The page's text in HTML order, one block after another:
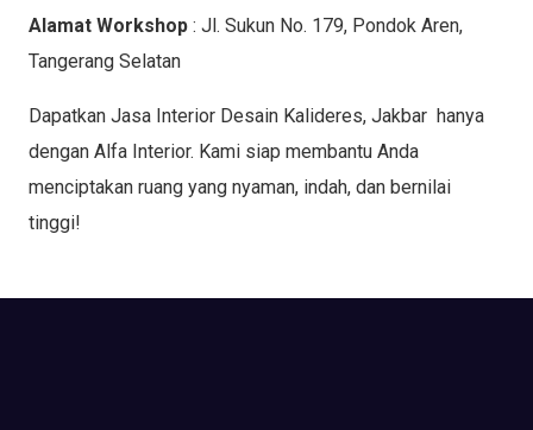
Alamat Workshop : Jl. Sukun No. 179, Pondok Aren,
Tangerang Selatan
Dapatkan Jasa Interior Desain Kalideres, Jakbar hanya
dengan Alfa Interior. Kami siap membantu Anda
menciptakan ruang yang nyaman, indah, dan bernilai
tinggi!